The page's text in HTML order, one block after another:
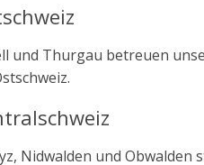
und Thurgau betreuen
Nidwalden und Obwalden